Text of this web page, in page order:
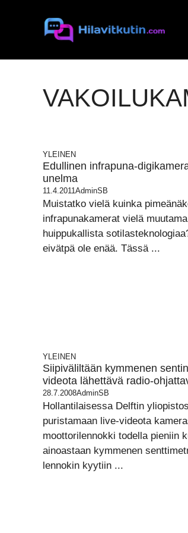
YLEINEN
Edullinen infrapuna-
unelma
11.4.2011AdminSB
Muistatko vielä kuinka
infrapunakamerat vielä
huippukallista
eivätpä ole enää. Tässä ...
YLEINEN
Siipiväliltään kymmenen
videota lähettävä radio-
28.7.2008AdminSB
Hollantilaisessa Delftin
puristamaan live-videota
moottorilennokki todella pieniin
ainoastaan kymmenen
lennokin kyytiin ...